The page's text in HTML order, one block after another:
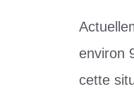
environ
cette